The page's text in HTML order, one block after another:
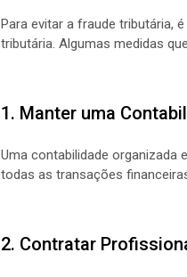
Para evitar a fraude tributária,
tributária. Algumas medidas
1. Manter uma
Uma contabilidade organizada
todas as transações
2. Contratar